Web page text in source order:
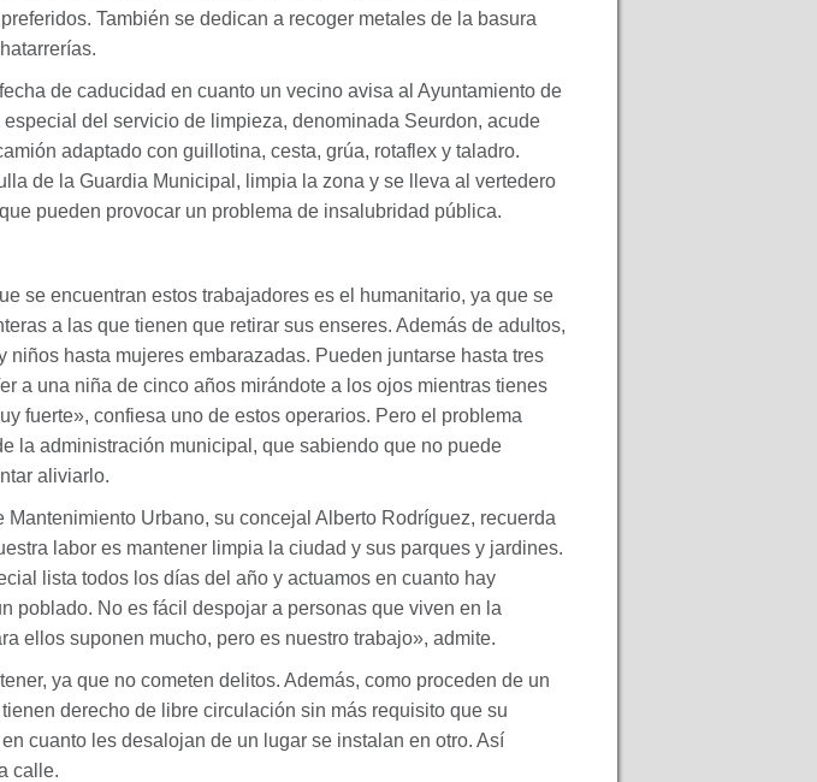
También se dedican a recoger metales de la basura
de caducidad en cuanto un vecino avisa al Ayuntamiento de
del servicio de limpieza, denominada Seurdon, acude
adaptado con guillotina, cesta, grúa, rotaflex y taladro.
de la Guardia Municipal, limpia la zona y se lleva al vertedero
pueden provocar un problema de insalubridad pública.
se encuentran estos trabajadores es el humanitario, ya que se
a las que tienen que retirar sus enseres. Además de adultos,
niños hasta mujeres embarazadas. Pueden juntarse hasta tres
a una niña de cinco años mirándote a los ojos mientras tienes
fuerte», confiesa uno de estos operarios. Pero el problema
la administración municipal, que sabiendo que no puede
aliviarlo.
Mantenimiento Urbano, su concejal Alberto Rodríguez, recuerda
labor es mantener limpia la ciudad y sus parques y jardines.
lista todos los días del año y actuamos en cuanto hay
poblado. No es fácil despojar a personas que viven en la
ellos suponen mucho, pero es nuestro trabajo», admite.
ya que no cometen delitos. Además, como proceden de un
derecho de libre circulación sin más requisito que su
cuanto les desalojan de un lugar se instalan en otro. Así
calle.